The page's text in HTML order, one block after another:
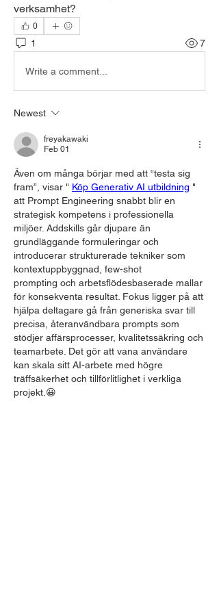
verksamhet?
0
1 7
Write a comment...
Newest
freyakawaki
Feb 01
Även om många börjar med att “testa sig
fram”, visar " Köp Generativ AI utbildning "
att Prompt Engineering snabbt blir en
strategisk kompetens i professionella
miljöer. Addskills går djupare än
grundläggande formuleringar och
introducerar strukturerade tekniker som
kontextuppbyggnad, few-shot
prompting och arbetsflödesbaserade mallar
för konsekventa resultat. Fokus ligger på att
hjälpa deltagare gå från generiska svar till
precisa, återanvändbara prompts som
stödjer affärsprocesser, kvalitetssäkring och
teamarbete. Det gör att vana användare
kan skala sitt AI-arbete med högre
träffsäkerhet och tillförlitlighet i verkliga
projekt.😀